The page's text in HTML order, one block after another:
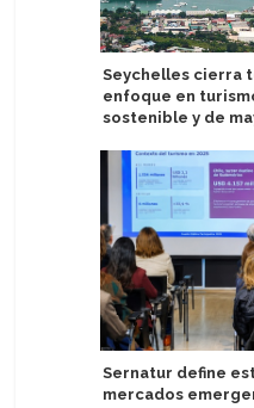
Seychelles cierra
enfoque en
sostenible y de
Sernatur define
mercados